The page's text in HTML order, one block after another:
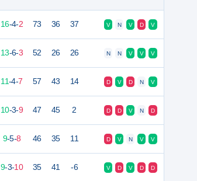
16-4-2 73 36 37 V N V D V
13-6-3 52 26 26 N N V V V
11-4-7 57 43 14 D V D N V
10-3-9 47 45 2 D D V N D
9-5-8 46 35 11 D V N V V
9-3-10 35 41 -6 V D V D D